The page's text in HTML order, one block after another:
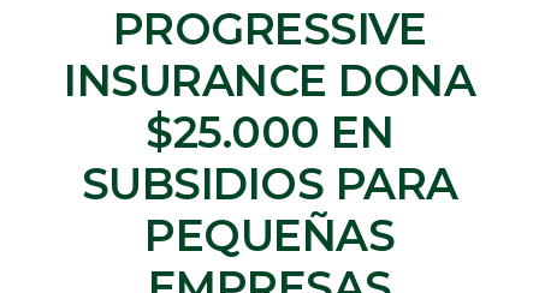
PROGRESSIVE
INSURANCE DONA
$25.000 EN
SUBSIDIOS PARA
PEQUEÑAS